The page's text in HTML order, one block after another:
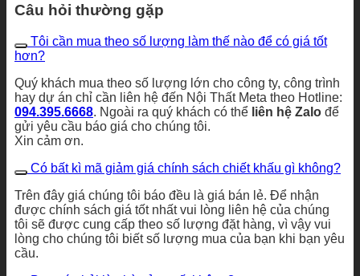
Câu hỏi thường gặp
Tôi cần mua theo số lượng làm thế nào để có giá tốt
hơn?
Quý khách mua theo số lượng lớn cho công ty, công trình
hay dự án chỉ cần liên hệ đến Nội Thất Meta theo Hotline:
094.395.6668. Ngoài ra quý khách có thể liên hệ Zalo để
gửi yêu cầu báo giá cho chúng tôi.
Xin cảm ơn.
Có bất kì mã giảm giá chính sách chiết khấu gì không?
Trên đây giá chúng tôi báo đều là giá bán lẻ. Để nhận
được chính sách giá tốt nhất vui lòng liên hệ của chúng
tôi sẽ được cung cấp theo số lượng đặt hàng, vì vậy vui
lòng cho chúng tôi biết số lượng mua của bạn khi bạn yêu
cầu.